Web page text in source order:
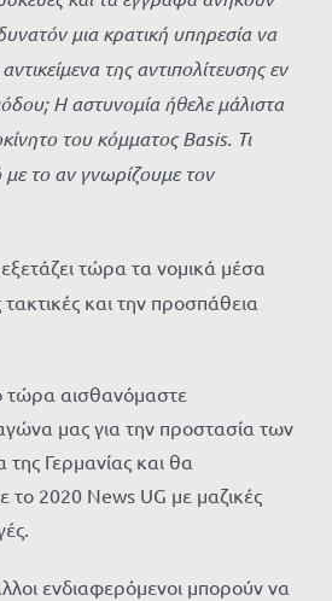
μια κρατική υπηρεσία να
της αντιπολίτευσης εν
Η αστυνομία ήθελε μάλιστα
του κόμματος Βasis. Τι
με το αν γνωρίζουμε τον
εξετάζει τώρα τα νομικά μέσα
τακτικές και την προσπάθεια
τώρα αισθανόμαστε
μας για την προστασία των
της Γερμανίας και θα
το 2020 News UG με μαζικές
ενδιαφερόμενοι μπορούν να